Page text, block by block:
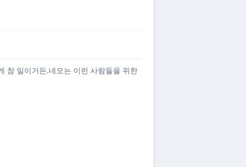
참 일이거든.네모는 이런 사람들을 위한